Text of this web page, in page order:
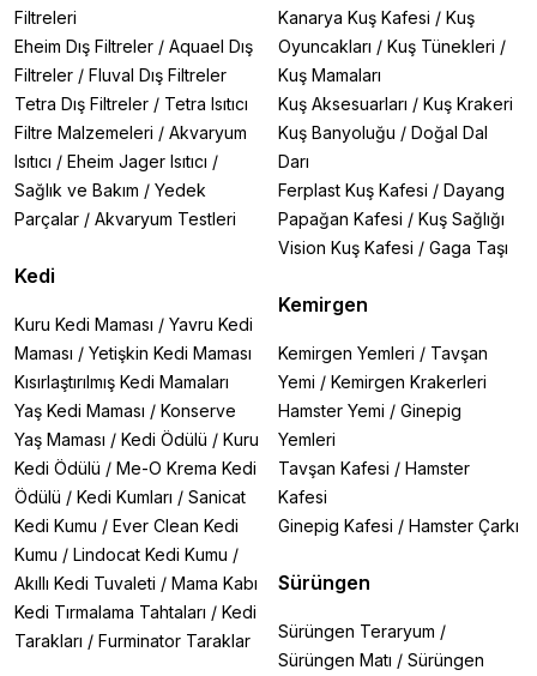
Filtreleri
Eheim Dış Filtreler / Aquael Dış
Filtreler / Fluval Dış Filtreler
Tetra Dış Filtreler / Tetra Isıtıcı
Filtre Malzemeleri / Akvaryum
Isıtıcı / Eheim Jager Isıtıcı /
Sağlık ve Bakım / Yedek
Parçalar / Akvaryum Testleri
Kedi
Kuru Kedi Maması / Yavru Kedi
Maması / Yetişkin Kedi Maması
Kısırlaştırılmış Kedi Mamaları
Yaş Kedi Maması / Konserve
Yaş Maması / Kedi Ödülü / Kuru
Kedi Ödülü / Me-O Krema Kedi
Ödülü / Kedi Kumları / Sanicat
Kedi Kumu / Ever Clean Kedi
Kumu / Lindocat Kedi Kumu /
Akıllı Kedi Tuvaleti / Mama Kabı
Kedi Tırmalama Tahtaları / Kedi
Tarakları / Furminator Taraklar
Kanarya Kuş Kafesi / Kuş
Oyuncakları / Kuş Tünekleri /
Kuş Mamaları
Kuş Aksesuarları / Kuş Krakeri
Kuş Banyoluğu / Doğal Dal
Darı
Ferplast Kuş Kafesi / Dayang
Papağan Kafesi / Kuş Sağlığı
Vision Kuş Kafesi / Gaga Taşı
Kemirgen
Kemirgen Yemleri / Tavşan
Yemi / Kemirgen Krakerleri
Hamster Yemi / Ginepig
Yemleri
Tavşan Kafesi / Hamster
Kafesi
Ginepig Kafesi / Hamster Çarkı
Sürüngen
Sürüngen Teraryum /
Sürüngen Matı / Sürüngen